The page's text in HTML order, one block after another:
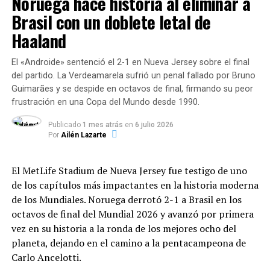
El despliegue de respuesta inicial contó con la
intervención de más de 19.000 efectivos nacionales y la
colaboración de
internacional destacan:
Estados Unidos:Asistencia por más de 386
Lauderdale.
Liberación de 346 millones de dólares en fondos
multilaterales.
Naciones Unidas (ONU):Fondo de respuesta
rápida de 15 millones de dólares.
la obtenida desde la inauguración del acelerador.
Desafíos logísticos de un
enfriamiento masivo
Desactivar una estructura de 27 kilómetros de
circunferencia no es una tarea que se realice
presionando un interruptor. El proceso requiere
semanas de meticuloso trabajo:
segura los haces de partículas que viajan casi a la
velocidad de la luz.
Aumento controlado de temperatura: Los
imanes del colisionador operan en un estado de
superconducción gracias al helio líquido que los
mantiene a
Brasil con un doblete letal de
Haaland
El «Androide» sentenció el 2-1 en Nueva Jersey sobre el final
del partido. La Verdeamarela sufrió un penal fallado por Bruno
Guimarães y se despide en octavos de final, firmando su peor
frustración en una Copa del Mundo desde 1990.
Publicado 1 mes atrás en 6 julio 2026
Por Ailén Lazarte
El MetLife Stadium de Nueva Jersey fue testigo de uno
de los capítulos más impactantes en la historia moderna
de los Mundiales.Noruega derrotó 2-1 a Brasil en los
octavos de final del Mundial 2026 y avanzó por primera
vez en su historia a la ronda de los mejores ocho del
planeta, dejando en el camino a la pentacampeona de
Carlo Ancelotti.